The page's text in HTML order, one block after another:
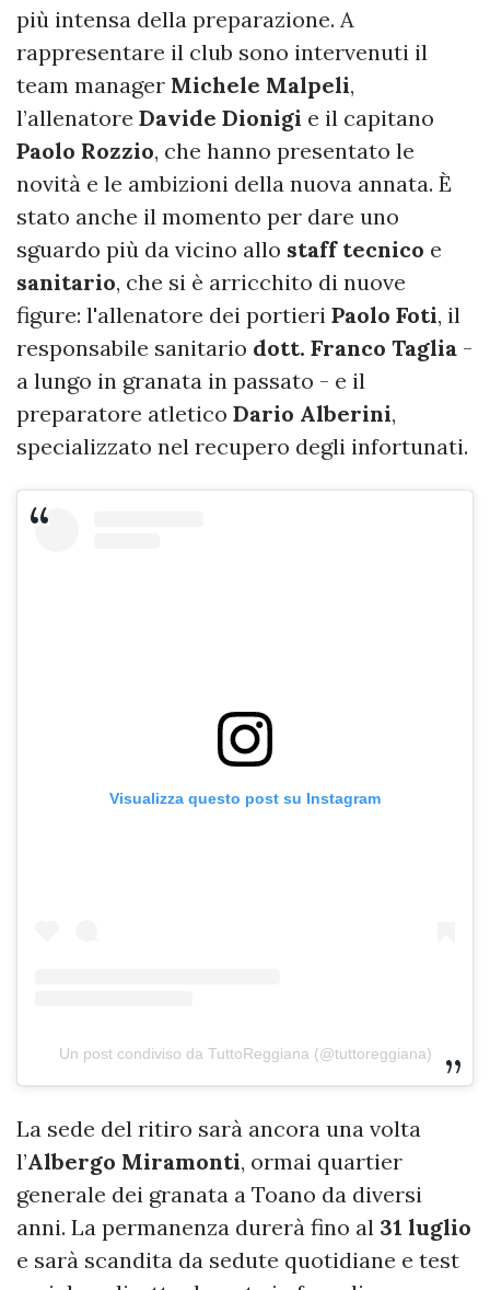
più intensa della preparazione. A
rappresentare il club sono intervenuti il
team manager Michele Malpeli,
l’allenatore Davide Dionigi e il capitano
Paolo Rozzio, che hanno presentato le
novità e le ambizioni della nuova annata. È
stato anche il momento per dare uno
sguardo più da vicino allo staff tecnico e
sanitario, che si è arricchito di nuove
figure: l'allenatore dei portieri Paolo Foti, il
responsabile sanitario dott. Franco Taglia -
a lungo in granata in passato - e il
preparatore atletico Dario Alberini,
specializzato nel recupero degli infortunati.
Visualizza questo post su Instagram
Un post condiviso da TuttoReggiana (@tuttoreggiana)
La sede del ritiro sarà ancora una volta
l’Albergo Miramonti, ormai quartier
generale dei granata a Toano da diversi
anni. La permanenza durerà fino al 31 luglio
e sarà scandita da sedute quotidiane e test